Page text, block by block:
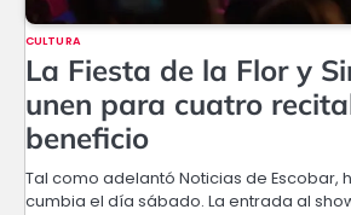
CULTURA
La Fiesta de la Flor y
unen para cuatro
beneficio
Tal como adelantó Noticias de Escobar,
cumbia el día sábado. La entrada al